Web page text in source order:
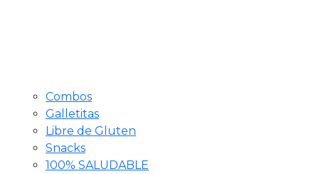
Combos
Galletitas
Libre de Gluten
Snacks
100% SALUDABLE